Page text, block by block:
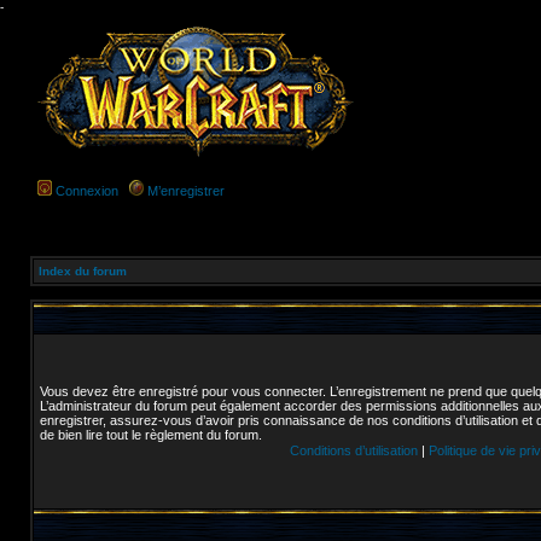
-
Connexion M’enregistrer
Index du forum
Vous devez être enregistré pour vous connecter. L’enregistrement ne prend que
L’administrateur du forum peut également accorder des permissions additionnelles
enregistrer, assurez-vous d’avoir pris connaissance de nos conditions d’utilisation
de bien lire tout le règlement du forum.
Conditions d’utilisation| Politique de vie